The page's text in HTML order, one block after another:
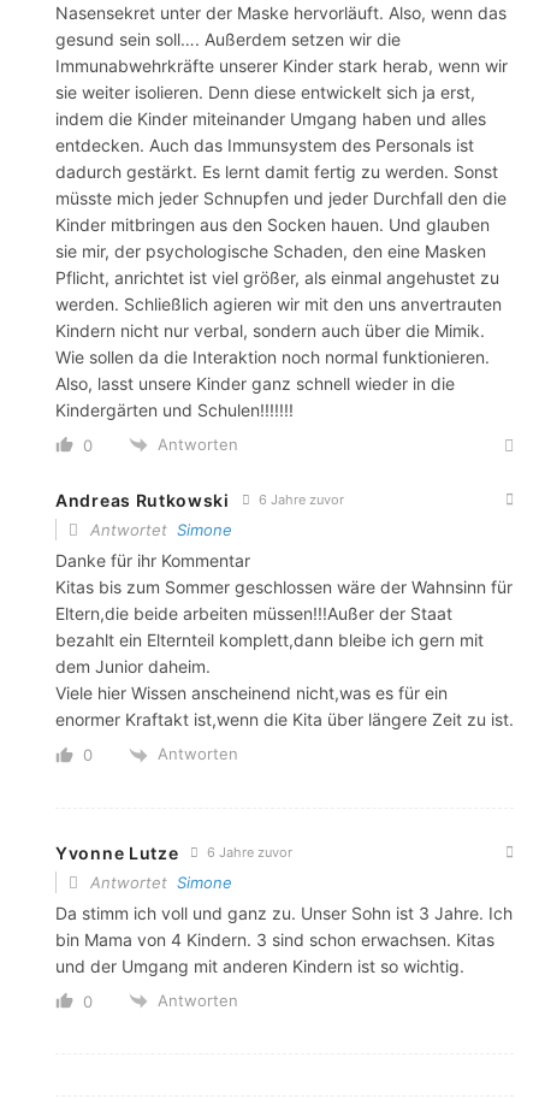
Nasensekret unter der Maske hervorläuft. Also, wenn das
gesund sein soll…. Außerdem setzen wir die
Immunabwehrkräfte unserer Kinder stark herab, wenn wir
sie weiter isolieren. Denn diese entwickelt sich ja erst,
indem die Kinder miteinander Umgang haben und alles
entdecken. Auch das Immunsystem des Personals ist
dadurch gestärkt. Es lernt damit fertig zu werden. Sonst
müsste mich jeder Schnupfen und jeder Durchfall den die
Kinder mitbringen aus den Socken hauen. Und glauben
sie mir, der psychologische Schaden, den eine Masken
Pflicht, anrichtet ist viel größer, als einmal angehustet zu
werden. Schließlich agieren wir mit den uns anvertrauten
Kindern nicht nur verbal, sondern auch über die Mimik.
Wie sollen da die Interaktion noch normal funktionieren.
Also, lasst unsere Kinder ganz schnell wieder in die
Kindergärten und Schulen!!!!!!!
0 Antworten
Andreas Rutkowski 6 Jahre zuvor
Antwortet Simone
Danke für ihr Kommentar
Kitas bis zum Sommer geschlossen wäre der Wahnsinn für
Eltern,die beide arbeiten müssen!!!Außer der Staat
bezahlt ein Elternteil komplett,dann bleibe ich gern mit
dem Junior daheim.
Viele hier Wissen anscheinend nicht,was es für ein
enormer Kraftakt ist,wenn die Kita über längere Zeit zu ist.
0 Antworten
Yvonne Lutze 6 Jahre zuvor
Antwortet Simone
Da stimm ich voll und ganz zu. Unser Sohn ist 3 Jahre. Ich
bin Mama von 4 Kindern. 3 sind schon erwachsen. Kitas
und der Umgang mit anderen Kindern ist so wichtig.
0 Antworten